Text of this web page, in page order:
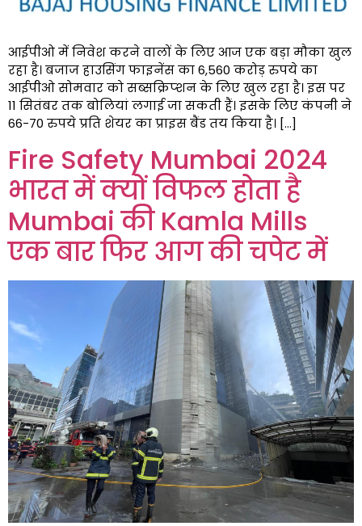
आईपीओ में निवेश करने वालों के लिए आज एक बड़ा मौका खुल
रहा है। बजाज हाउसिंग फाइनेंस का 6,560 करोड़ रुपये का
आईपीओ सोमवार को सब्सक्रिप्शन के लिए खुल रहा है। इस पर
11 सितंबर तक बोलियां लगाई जा सकती हैं। इसके लिए कंपनी ने
66-70 रुपये प्रति शेयर का प्राइस बैंड तय किया है। […]
Fire Safety Mumbai 2024
भारत में क्यों विफल होता है
Mumbai की Kamla Mills
एक बार फिर आग की चपेट में